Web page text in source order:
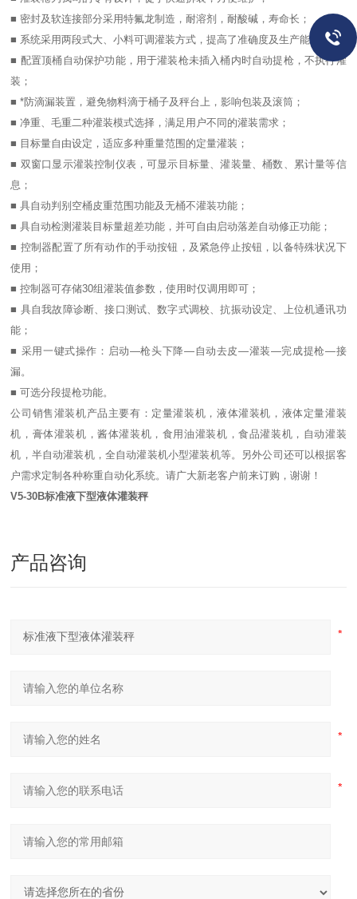
■ 密封及软连接部分采用特氟龙制造，耐溶剂，耐酸碱，寿命长；
■ 系统采用两段式大、小料可调灌装方式，提高了准确度及生产能力；
■ 配置顶桶自动保护功能，用于灌装枪未插入桶内时自动提枪，不执行灌
装；
■ *防滴漏装置，避免物料滴于桶子及秤台上，影响包装及滚筒；
■ 净重、毛重二种灌装模式选择，满足用户不同的灌装需求；
■ 目标量自由设定，适应多种重量范围的定量灌装；
■ 双窗口显示灌装控制仪表，可显示目标量、灌装量、桶数、累计量等信
息；
■ 具自动判别空桶皮重范围功能及无桶不灌装功能；
■ 具自动检测灌装目标量超差功能，并可自由启动落差自动修正功能；
■ 控制器配置了所有动作的手动按钮，及紧急停止按钮，以备特殊状况下
使用；
■ 控制器可存储30组灌装值参数，使用时仅调用即可；
■ 具自我故障诊断、接口测试、数字式调校、抗振动设定、上位机通讯功
能；
■ 采用一键式操作：启动—枪头下降—自动去皮—灌装—完成提枪—接
漏。
■ 可选分段提枪功能。
公司销售灌装机产品主要有：定量灌装机，液体灌装机，液体定量灌装
机，膏体灌装机，酱体灌装机，食用油灌装机，食品灌装机，自动灌装
机，半自动灌装机，全自动灌装机小型灌装机等。另外公司还可以根据客
户需求定制各种称重自动化系统。请广大新老客户前来订购，谢谢！
V5-30B标准液下型液体灌装秤
产品咨询